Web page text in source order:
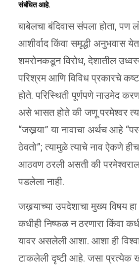
संबंधित आहे.
बाबेलचा बंदिवास संपला होता, पण
आशीर्वाद किंवा समृद्धी अनुभवास येत
शमरोनकडून विरोध, देशातील
परिश्रम आणि विविध प्रकारचे
होते. परिस्थिती पूर्णपणे नाउमेद
असे भासत होते की जणू परमेश्वर
“जखर्‍या” या नावाचा अर्थच आहे
ठेवतो”; त्यामुळे त्याचे नाव ऐकणे
आठवण ठरली असती की
पडलेला नाही.
जखर्‍याच्या उपदेशाचा मुख्य विषय हा
कधीही निष्फळ न ठरणारा किंवा
यावर असलेली आशा. आशा ही
टाकलेली दृष्टी आहे. जसा प्रत्येक